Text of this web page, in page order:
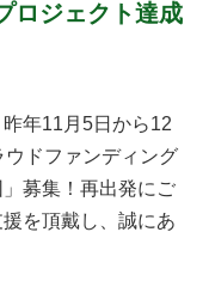
ロジェクト達成
年11月5日から12
ウドファンディング
」募集！再出発にご
を頂戴し、誠にあ